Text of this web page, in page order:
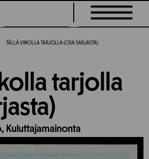
TÄLLÄ VIIKOLLA TARJOLLA (OSA SARJASTA)
tarjolla
Kuluttajamainonta